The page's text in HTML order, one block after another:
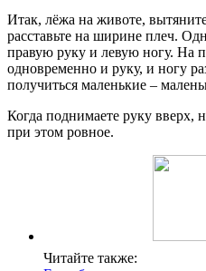
Итак, лёжа на животе,
расставьте на ширине плеч.
правую руку и левую ногу. На
одновременно и руку, и ногу
получиться маленькие –
Когда поднимаете руку вверх,
при этом ровное.
Читайте также: